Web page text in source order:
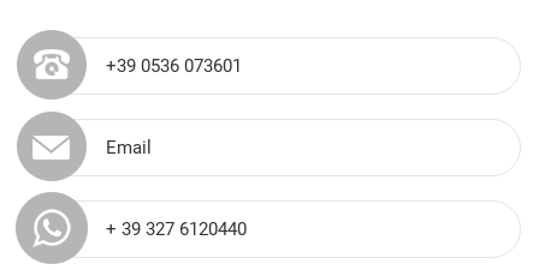
+39 0536 073601
Email
+ 39 327 6120440